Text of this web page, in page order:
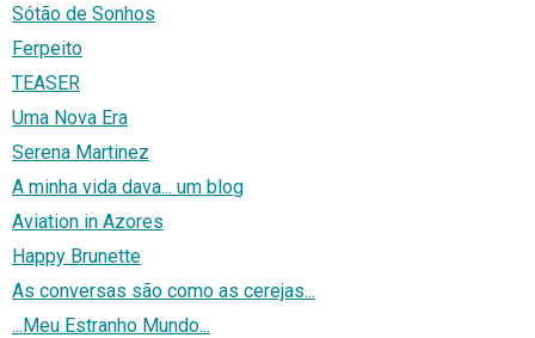
Sótão de Sonhos
Ferpeito
TEASER
Uma Nova Era
Serena Martinez
A minha vida dava... um blog
Aviation in Azores
Happy Brunette
As conversas são como as cerejas...
...Meu Estranho Mundo...